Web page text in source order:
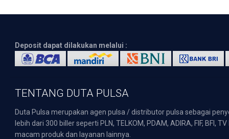
Deposit dapat dilakukan melalui :
TENTANG DUTA PULSA
Duta Pulsa merupakan agen pulsa / distributor pulsa sebagai
lebih dari 300 biller seperti PLN, TELKOM, PDAM, ADIRA, FIF,
macam produk dan layanan lainnya.